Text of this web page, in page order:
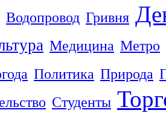
Водопровод Гривня
Медицина Метро
Политика Природа
Студенты